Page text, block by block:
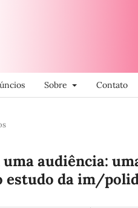
Sobre Contato
audiência:
estudo da im/